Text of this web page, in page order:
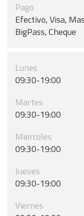
Pago
Efectivo, Visa,
BigPass, Cheque
Lunes
09:30-19:00
Martes
09:30-19:00
Miercoles
09:30-19:00
Jueves
09:30-19:00
Viernes